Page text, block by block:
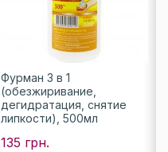
Фурман 3 в 1
(обезжиривание,
дегидратация, снятие
липкости), 500мл
135 грн.